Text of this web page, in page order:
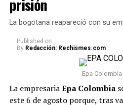
recientemente porque, tras
vida real, re veló cómo se
“Van dos meses.
de dos meses,
totalmente
prisión
La bogotana reapareció con su
Published on
By Redacción: Rechismes.com
Epa
La empresariaEpa Colombia
este 6 de agosto porque, tras